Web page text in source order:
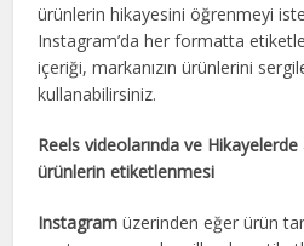
ürünlerin hikayesini öğrenmeyi
Instagram’da her formatta
içeriği, markanızın ürünlerini
kullanabilirsiniz.
Reels videolarında ve Hikayelerde
ürünlerin etiketlenmesi
Instagram üzerinden eğer ürün